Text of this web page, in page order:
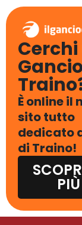
È online il
sito tutto
dedicato
di Traino!
PIÙ